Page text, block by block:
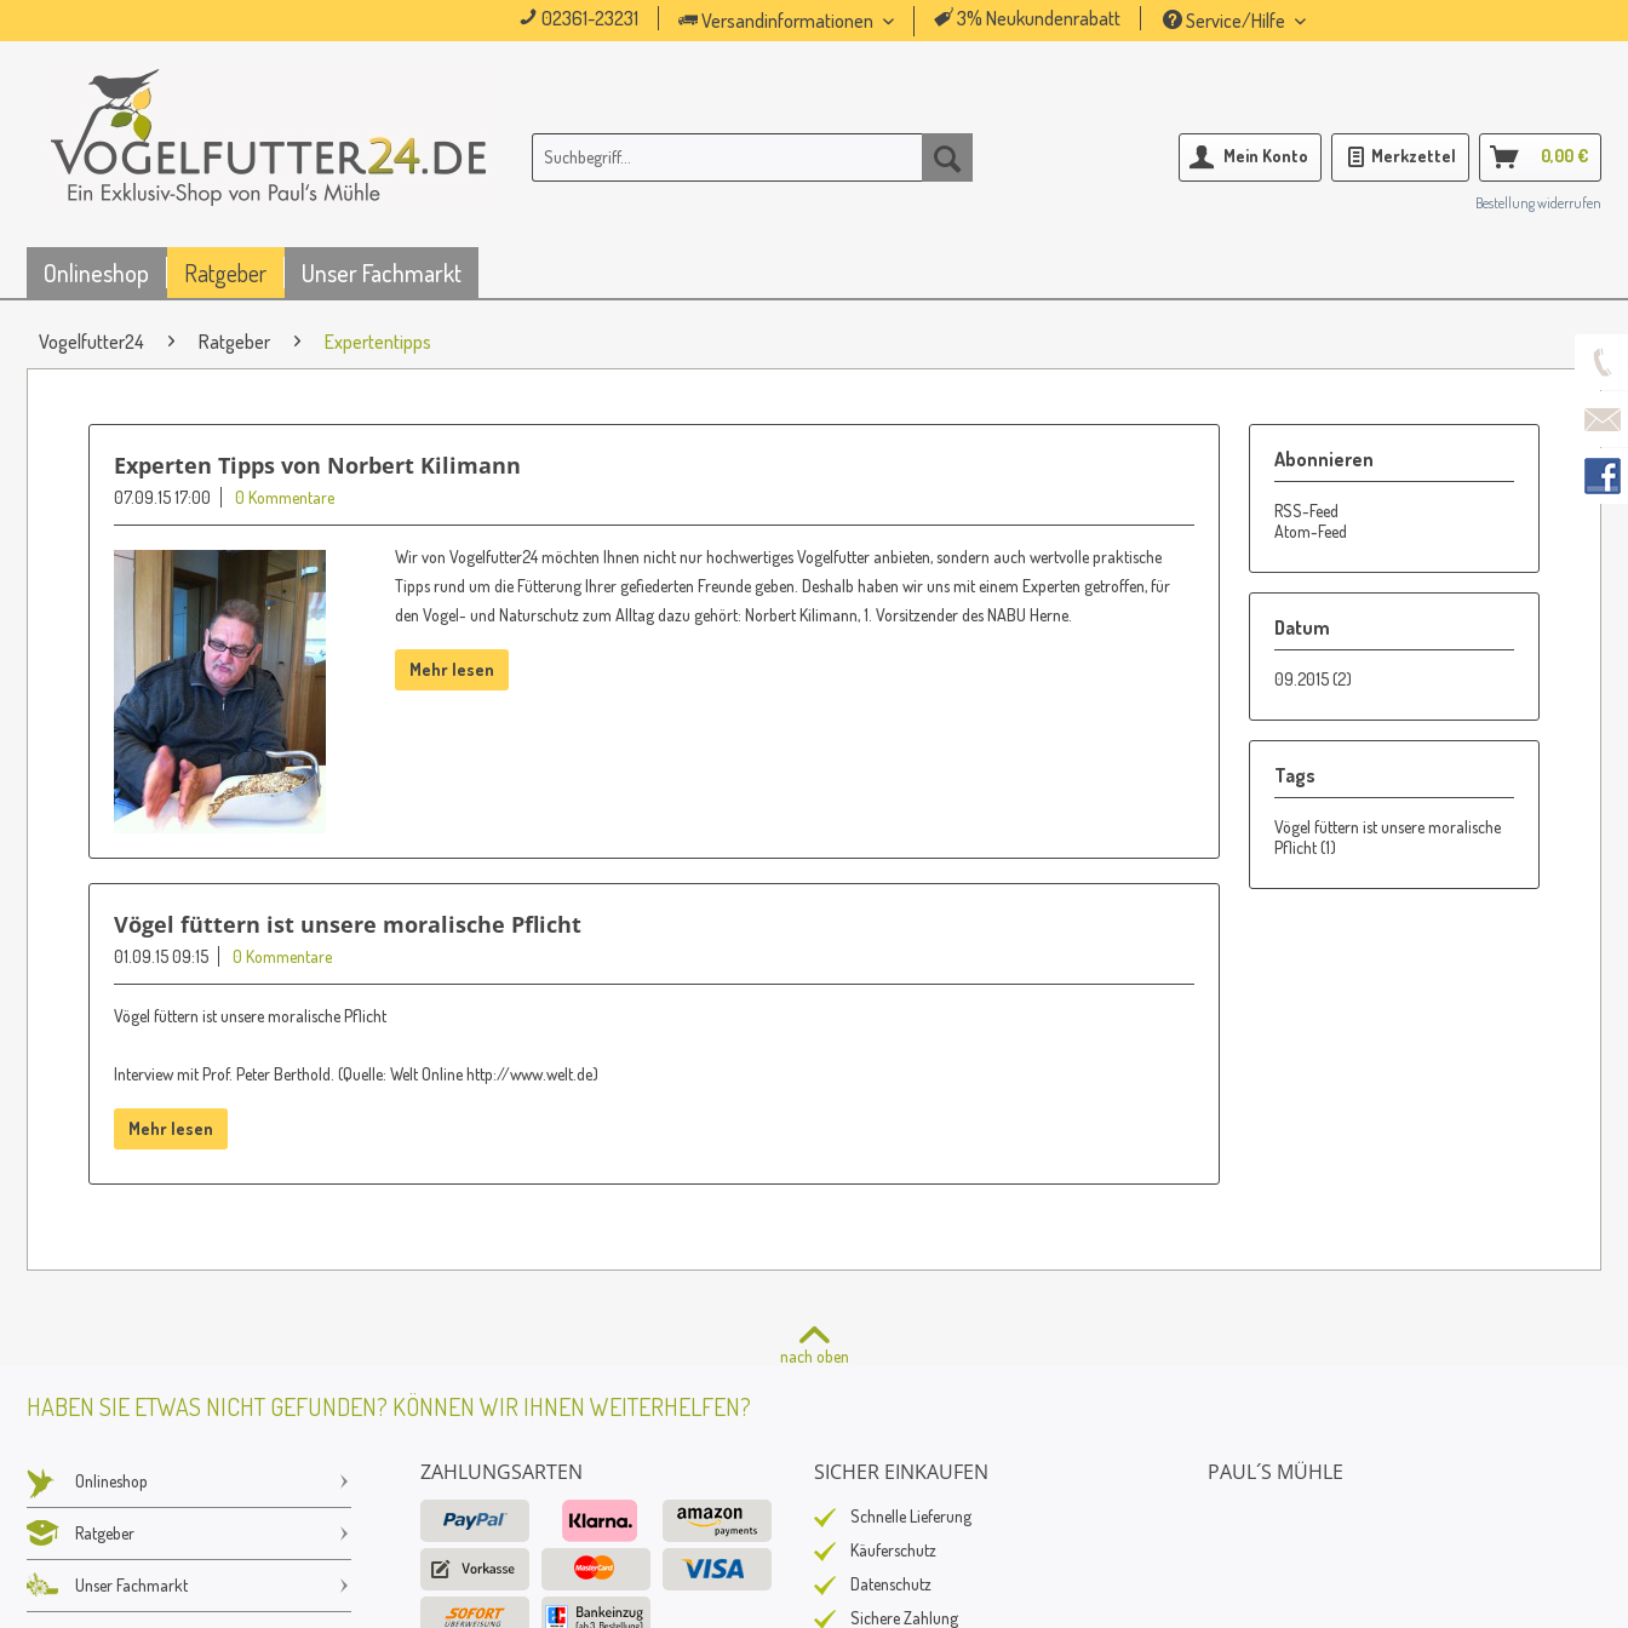
02361-23231 Versandinformationen 3% Neukundenrabatt Service/Hilfe
Mein Konto Merkzettel 0,00 €
Bestellung widerrufen
Onlineshop Ratgeber Unser Fachmarkt
Vogelfutter24 Ratgeber Expertentipps
Abonnieren
RSS-Feed
Atom-Feed
Datum
09.2015 (2)
Tags
Vögel füttern ist unsere moralische
Pflicht (1)
Experten Tipps von Norbert Kilimann
07.09.15 17:00 0 Kommentare
Wir von Vogelfutter24 möchten Ihnen nicht nur hochwertiges Vogelfutter anbieten, sondern auch wertvolle praktische
Tipps rund um die Fütterung Ihrer gefiederten Freunde geben. Deshalb haben wir uns mit einem Experten getroffen, für
den Vogel- und Naturschutz zum Alltag dazu gehört: Norbert Kilimann, 1. Vorsitzender des NABU Herne.
Mehr lesen
Vögel füttern ist unsere moralische Pflicht
01.09.15 09:15 0 Kommentare
Vögel füttern ist unsere moralische Pflicht
Interview mit Prof. Peter Berthold. (Quelle: Welt Online http://www.welt.de)
Mehr lesen
nach oben
HABEN SIE ETWAS NICHT GEFUNDEN? KÖNNEN WIR IHNEN WEITERHELFEN?
Onlineshop
Ratgeber
Unser Fachmarkt
ZAHLUNGSARTEN SICHER EINKAUFEN
Schnelle Lieferung
Käuferschutz
Datenschutz
Sichere Zahlung
PAUL´S MÜHLE